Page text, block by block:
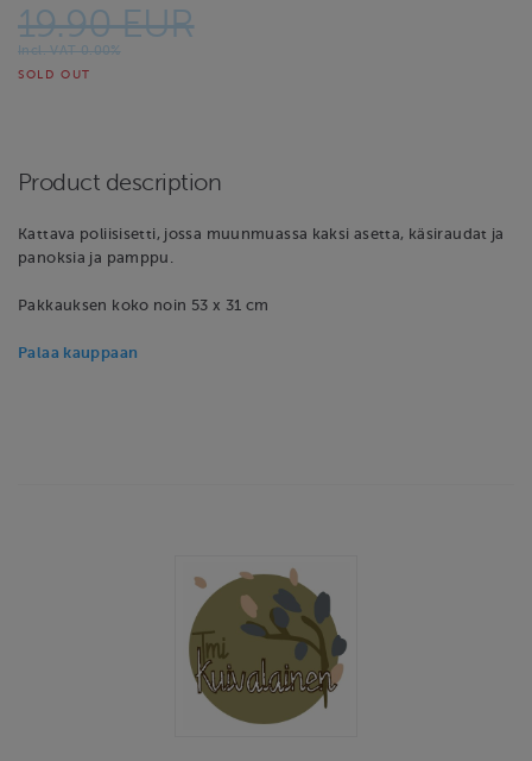
19.90 EUR
Incl. VAT 0.00%
SOLD OUT
Product description
Kattava poliisisetti, jossa muunmuassa kaksi asetta, käsiraudat ja
panoksia ja pamppu.
Pakkauksen koko noin 53 x 31 cm
Palaa kauppaan